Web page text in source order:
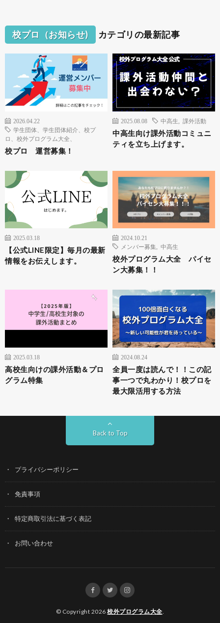
校プロ（お知らせ) カテゴリの最新記事
2026.04.22
学生団体、学生団体紹介、校プ
ロ、校外プログラム大全、
校プロ 運営募集！
2025.08.08 中高生 課外活動
中高生向け課外活動コミュニ
ティを立ち上げます。
2025.03.18
【公式LINE限定】毎月の最新
情報をお伝えします。
2024.10.21
メンバー募集
中高生
校外プログラム大全 パイセ
ン大募集！！
2025.03.18
高校生向けの課外活動＆プロ
グラム特集
2024.08.24
全員一度は読んで！！この記
事一つで丸わかり！校プロを
最大限活用する方法
Back to Top
プライバシーポリシー
免責事項
特定商取引法に基づく表記
お問い合わせ
© Copyright 2026校外プログラム大全